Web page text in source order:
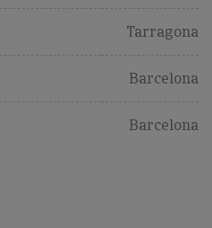
Tarragona
Barcelona
Barcelona